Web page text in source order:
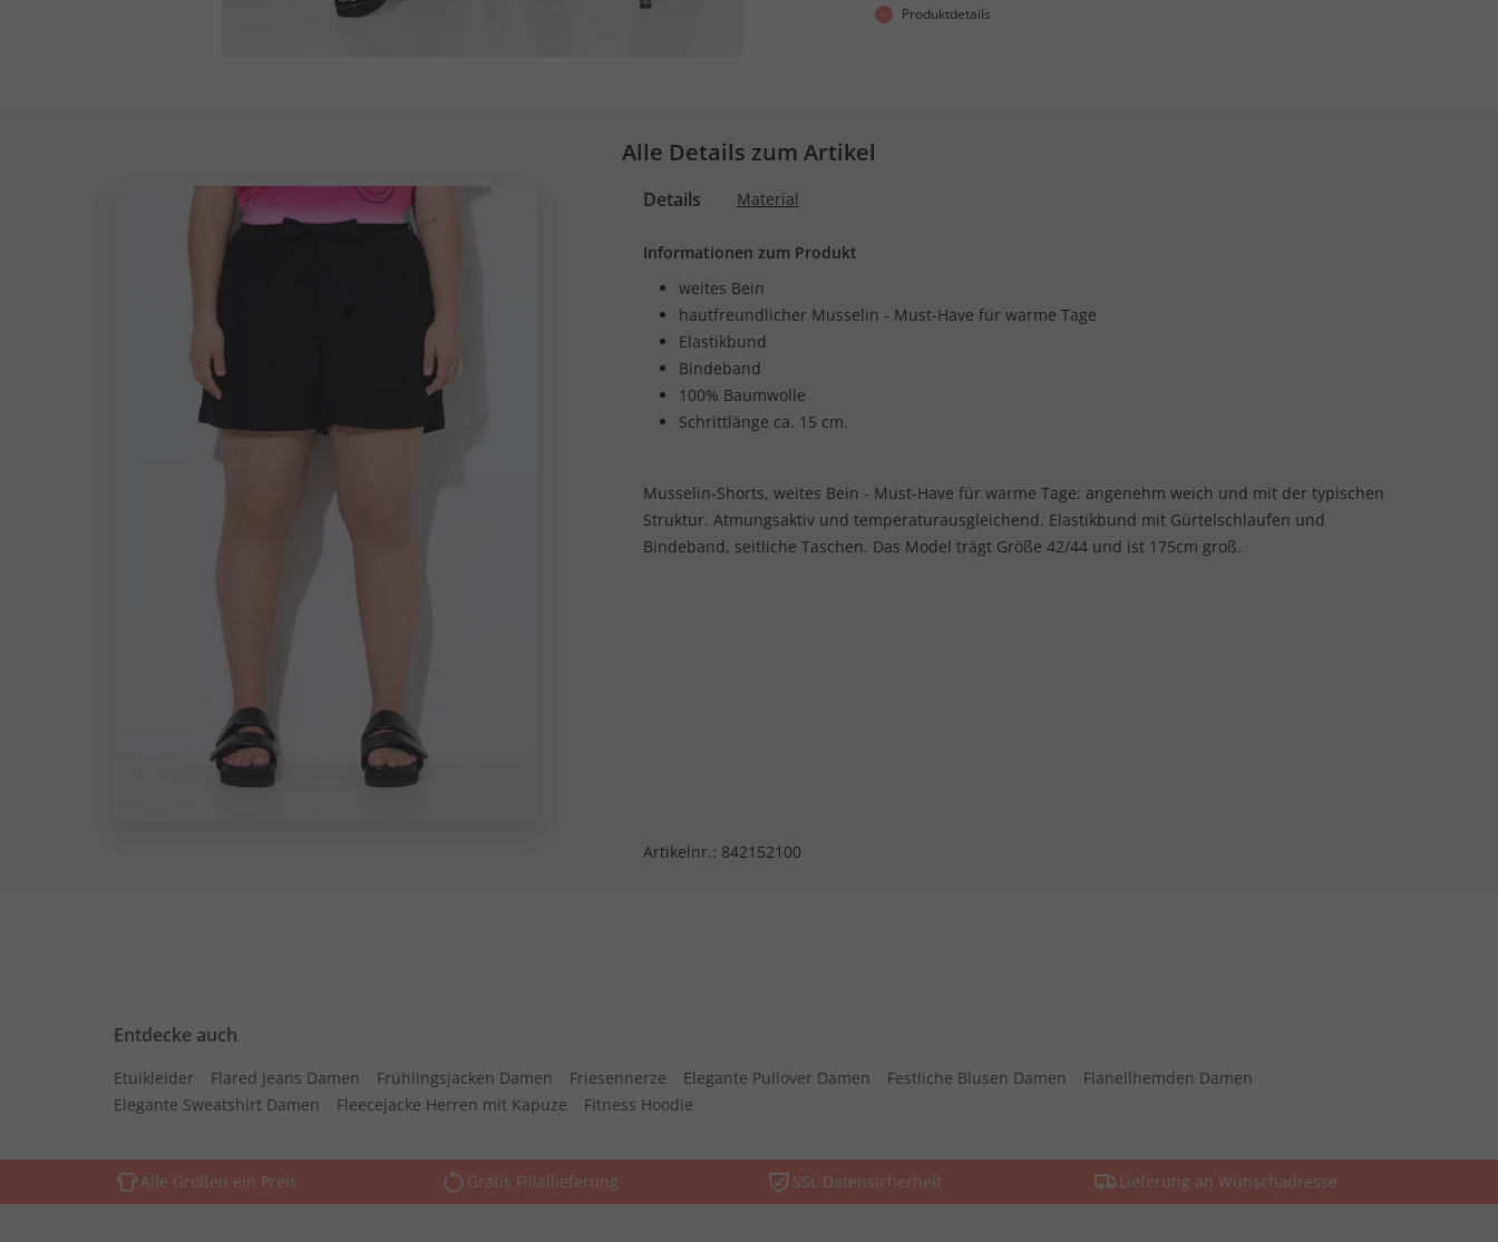
Produktdetails
Alle Details zum Artikel
Details Material
Informationen zum Produkt
weites Bein
hautfreundlicher Musselin - Must-Have für warme Tage
Elastikbund
Bindeband
100% Baumwolle
Schrittlänge ca. 15 cm.
Musselin-Shorts, weites Bein - Must-Have für warme Tage: angenehm weich und mit der typischen
Struktur. Atmungsaktiv und temperaturausgleichend. Elastikbund mit Gürtelschlaufen und
Bindeband, seitliche Taschen. Das Model trägt Größe 42/44 und ist 175cm groß.
Artikelnr.: 842152100
Entdecke auch
Etuikleider Flared Jeans Damen Frühlingsjacken Damen Friesennerze Elegante Pullover Damen Festliche Blusen Damen
Flanellhemden Damen
Elegante Sweatshirt Damen
Fleecejacke Herren mit Kapuze Fitness Hoodie
Alle Größen ein Preis Gratis Filiallieferung SSL Datensicherheit Lieferung an Wunschadresse